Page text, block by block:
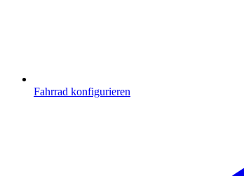
Fahrrad konfigurieren